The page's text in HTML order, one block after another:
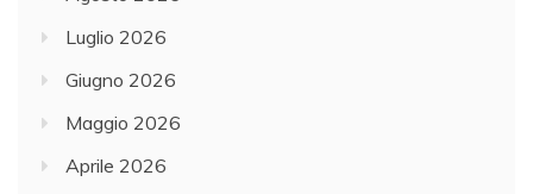
Luglio 2026
Giugno 2026
Maggio 2026
Aprile 2026